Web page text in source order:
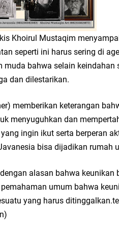
Ma’sum Gelar Penyembelihan
Tebar Berkah Idul Adha, Bagikan
Gelar Penyembelihan Hewan
Khoirul Mustaqim
seperti ini harus sering di
muda bahwa selain keindahan
dan dilestarikan.
memberikan keterangan
menyuguhkan dan
ingin ikut serta berperan
bisa dijadikan rumah
alasan bahwa keunikan
umum bahwa
yang harus